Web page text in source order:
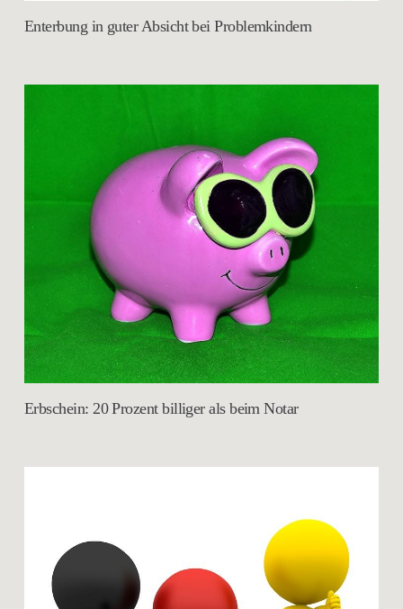
Enterbung in guter Absicht bei Problemkindern
Erbschein: 20 Prozent billiger als beim Notar